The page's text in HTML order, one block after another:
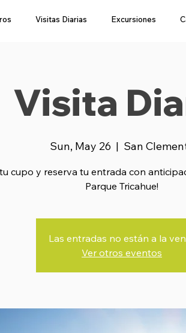
Visitas Diarias Excursiones
Visita
Sun, May 26
  |
San
cupo y reserva tu entrada con
Parque Tricahue!
Las entradas no están a la
Ver otros eventos